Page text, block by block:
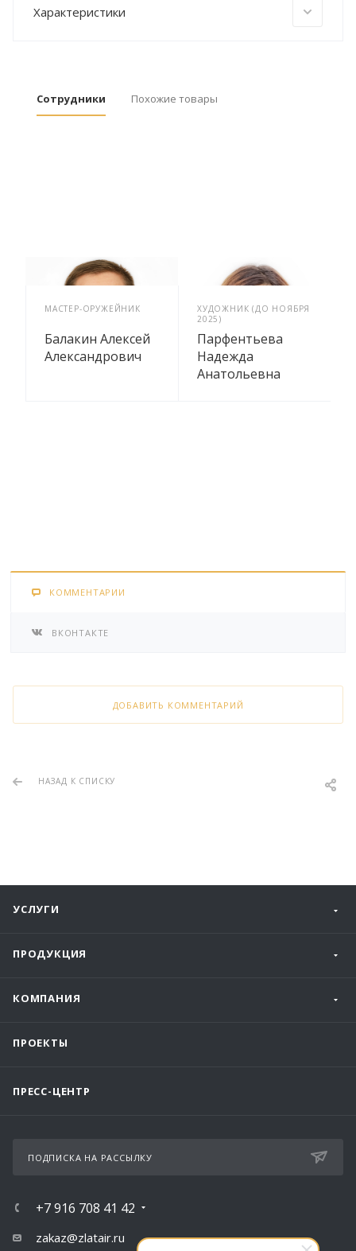
Характеристики
Сотрудники Похожие товары
МАСТЕР-ОРУЖЕЙНИК
Балакин Алексей
Александрович
ХУДОЖНИК (ДО НОЯБРЯ
2025)
Парфентьева
Надежда
Анатольевна
КОММЕНТАРИИ
ВКОНТАКТЕ
ДОБАВИТЬ КОММЕНТАРИЙ
НАЗАД К СПИСКУ
УСЛУГИ
ПРОДУКЦИЯ
КОМПАНИЯ
ПРОЕКТЫ
ПРЕСС-ЦЕНТР
ПОДПИСКА НА РАССЫЛКУ
+7 916 708 41 42
zakaz@zlatair.ru